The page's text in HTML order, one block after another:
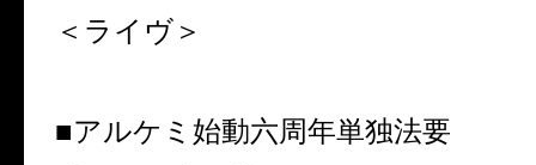
＜ライヴ＞
■アルケミ始動六周年単独法要